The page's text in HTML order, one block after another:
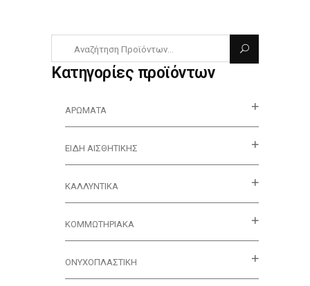
Κατηγορίες προϊόντων
ΑΡΏΜΑΤΑ
ΕΊΔΗ ΑΙΣΘΗΤΙΚΉΣ
ΚΑΛΛΥΝΤΙΚΆ
ΚΟΜΜΩΤΗΡΙΑΚΑ
ΟΝΥΧΟΠΛΑΣΤΙΚΗ